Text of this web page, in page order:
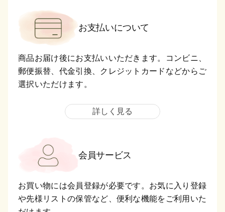
お支払いについて
商品お届け後にお支払いいただきます。コンビニ、
郵便振替、代金引換、クレジットカードなどからご
選択いただけます。
詳しく見る
会員サービス
お買い物には会員登録が必要です。お気に入り登録
や先様リストの保管など、便利な機能をご利用いた